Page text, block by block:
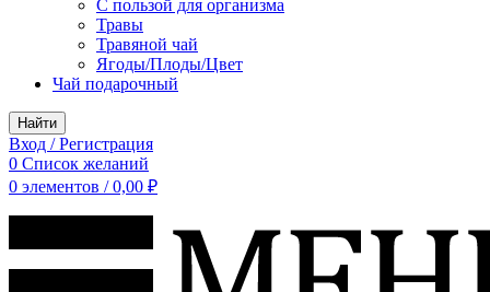
С пользой для организма
Травы
Травяной чай
Ягоды/Плоды/Цвет
Чай подарочный
Найти
Вход / Регистрация
0 Список желаний
0 элементов / 0,00 ₽